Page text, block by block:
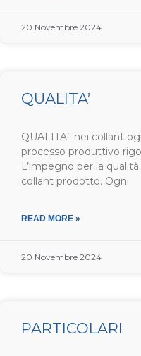
20 Novembre 2024
QUALITA’
QUALITA’: nei collant
processo produttivo
L’impegno per la
collant prodotto. Ogni
READ MORE »
20 Novembre 2024
PARTICOLARI